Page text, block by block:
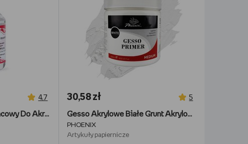
4,7
Renesans Werniks Końcowy Do Akryli ,Gwaszy i Temper 100 ml
30,58 zł 5
Gesso Akrylowe Białe Grunt Akrylowy Podkład Malarski Phoenix 500 ml Biały
PHOENIX
Artykuły papiernicze